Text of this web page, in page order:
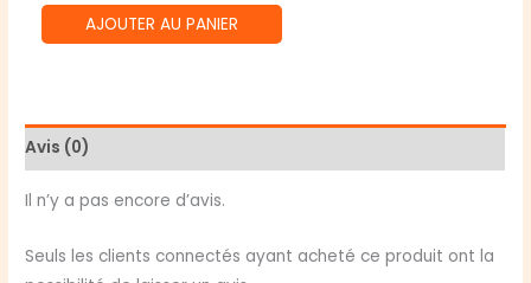
quantité
de
AJOUTER AU PANIER
Avis (0)
Il n’y a pas encore d’avis.
Seuls les clients connectés ayant acheté ce produit ont la